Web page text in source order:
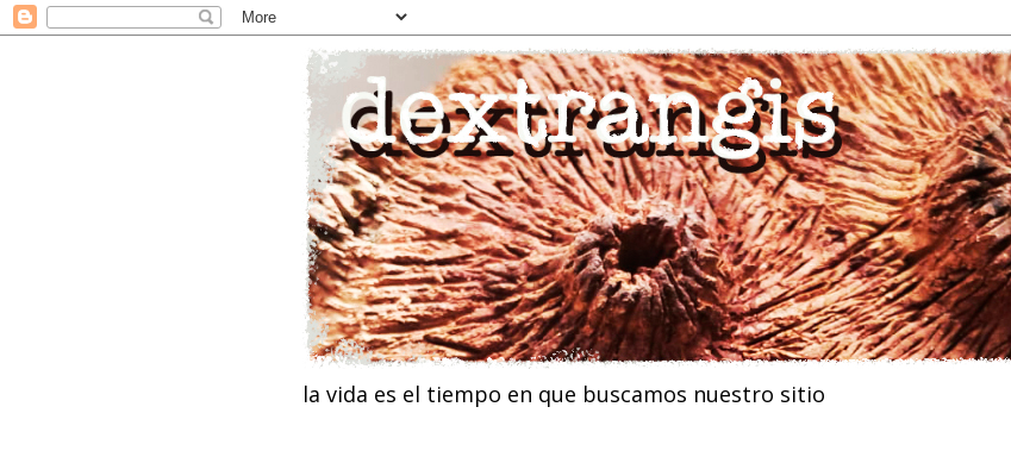
la vida es el tiempo en que buscamos nuestro sitio